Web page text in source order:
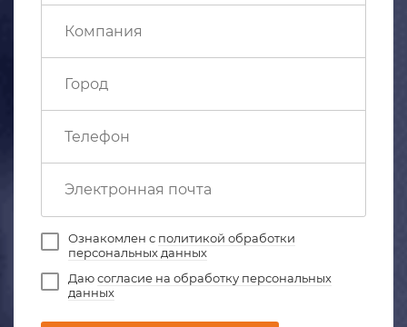
Ознакомлен с политикой обработки
персональных данных
Даюсогласие на обработку персональных
данных